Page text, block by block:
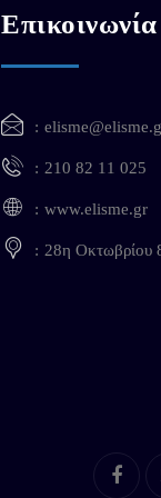
Επικοινωνία
210 82 11 025
www.elisme.gr
28η Οκτωβρίου